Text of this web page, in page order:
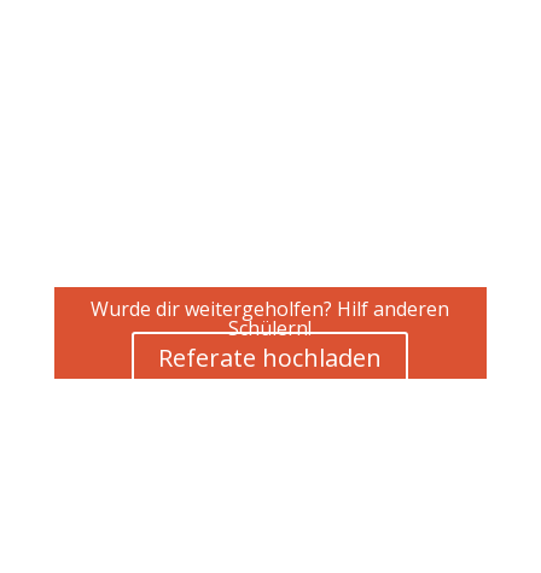
Wurde dir weitergeholfen? Hilf anderen
Schülern!
Referate hochladen